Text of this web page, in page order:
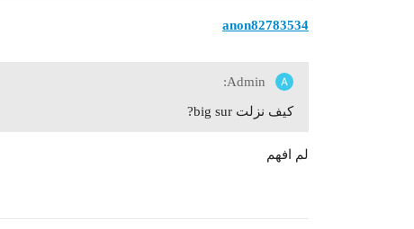
anon82783534
كيف نزلت big sur?
لم افهم